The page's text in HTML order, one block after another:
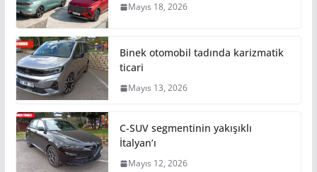
Mayıs 18, 2026
Binek otomobil tadında karizmatik
ticari
Mayıs 13, 2026
C-SUV segmentinin yakışıklı
İtalyan’ı
Mayıs 12, 2026